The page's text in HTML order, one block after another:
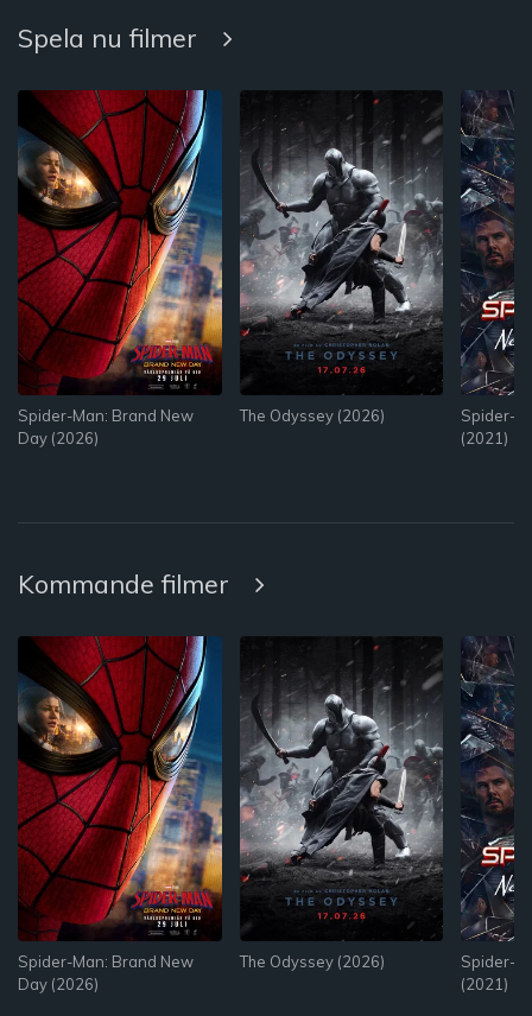
Spela nu filmer
Spider-Man: Brand New
Day (2026)
The Odyssey (2026)
Spider-
(2021)
Kommande filmer
Spider-Man: Brand New
Day (2026)
The Odyssey (2026)
Spider-
(2021)